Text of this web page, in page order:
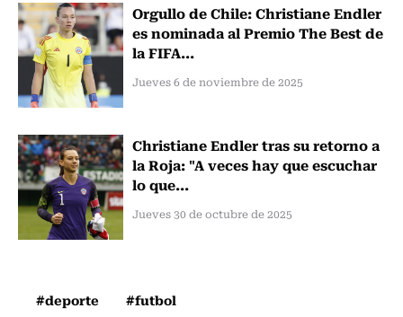
Orgullo de Chile: Christiane Endler
es nominada al Premio The Best de
la FIFA...
Jueves 6 de noviembre de 2025
Christiane Endler tras su retorno a
la Roja: "A veces hay que escuchar
lo que...
Jueves 30 de octubre de 2025
#deporte #futbol